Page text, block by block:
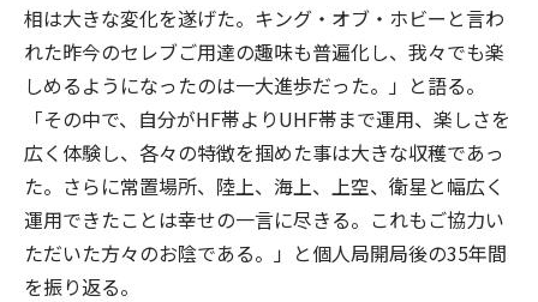
相は大きな変化を遂げた。キング・オブ・ホビーと言わ
れた昨今のセレブご用達の趣味も普遍化し、我々でも楽
しめるようになったのは一大進歩だった。」と語る。
「その中で、自分がHF帯よりUHF帯まで運用、楽しさを
広く体験し、各々の特徴を掴めた事は大きな収穫であっ
た。さらに常置場所、陸上、海上、上空、衛星と幅広く
運用できたことは幸せの一言に尽きる。これもご協力い
ただいた方々のお陰である。」と個人局開局後の35年間
を振り返る。